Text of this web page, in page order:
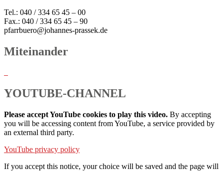
Tel.: 040 / 334 65 45 – 00
Fax.: 040 / 334 65 45 – 90
pfarrbuero@johannes-prassek.de
Miteinander
YOUTUBE-CHANNEL
Please accept YouTube cookies to play this video. By accepting
you will be accessing content from YouTube, a service provided by
an external third party.
YouTube privacy policy
If you accept this notice, your choice will be saved and the page will